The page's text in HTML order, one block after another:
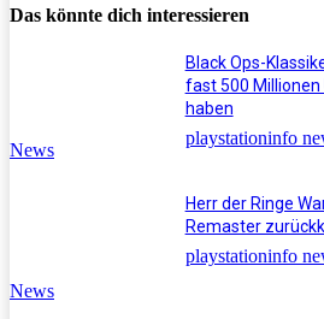
Das könnte dich interessieren
News
Black Ops-
fast 500
haben
playstationinfo
News
Herr der Ringe
Remaster
playstationinfo